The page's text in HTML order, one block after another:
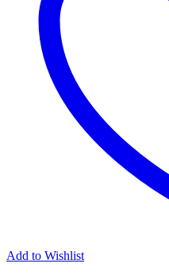
Add to Wishlist